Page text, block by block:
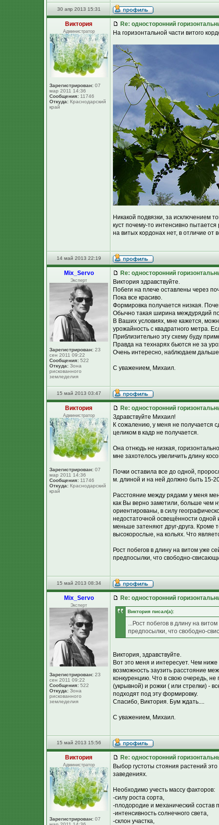
30 апр 2013 15:31
Виктория
Администратор
Зарегистрирован: 07
мар 2011 14:36
Сообщения: 11746
Откуда: Краснодарский
край
Re: односторонний
На горизонтальной части витого
Никакой подвязки, за исключением
куст почему-то интенсивно
на витых кордонах нет, в отличие от
14 май 2013 22:19
Mix_Servo
Эксперт
Зарегистрирован: 23
сен 2011 09:22
Сообщения: 522
Откуда: Зона
рискованного
земледелия
Re: односторонний
Виктория здравствуйте.
Побеги на плече оставлены через
Пока все красиво.
Формировка получается низкая.
Обычно такая ширина междурядий
В Ваших условиях, мне кажется,
урожайность с квадратного метра.
Приблизительно эту схему буду
Правда на технарях бьются не за
Очень интересно, наблюдаем
С уважением, Михаил.
15 май 2013 03:47
Виктория
Администратор
Зарегистрирован: 07
мар 2011 14:36
Сообщения: 11746
Откуда: Краснодарский
край
Re: односторонний
Здравствуйте Михаил!
К сожалению, у меня не получается
целиком в кадр не получается.
Она отнюдь не низкая,
мне захотелось увеличить длину
Почки оставила все до одной,
м. длиной и на ней должно быть 15-
Расстояние между рядами у меня
как Вы верно заметили, больше чем
ориентированы, в силу
недостаточной освещённости
меньше затеняют друг-друга. Кроме
высокорослые, на кольях. Что
Рост побегов в длину на витом уже
предпосылки, что свободно-
15 май 2013 08:34
Mix_Servo
Эксперт
Зарегистрирован: 23
сен 2011 09:22
Сообщения: 522
Откуда: Зона
рискованного
земледелия
Re: односторонний
Виктория писал(а):
...Рост побегов в длину на
предпосылки, что свободно-
Виктория, здравствуйте.
Вот это меня и интересует. Чем
возможность заузить расстояние
конкуренцию. Что в свою очередь,
(укрывной) и рожки ( или стрелки) -
подходят под эту формировку.
Спасибо, Виктория. Бум ждать....
С уважением, Михаил.
15 май 2013 15:56
Виктория
Администратор
Зарегистрирован: 07
Re: односторонний
Выбор густоты стояния растений
заведениях.
Необходимо учесть массу факторов:
-силу роста сорта,
-плодородие и механический состав
-интенсивность солнечного света,
-склон участка,